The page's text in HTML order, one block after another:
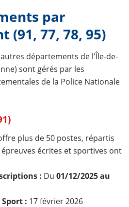
par
(91, 77, 78, 95)
départements de l'Île-de-
sont gérés par les
de la Police Nationale
plus de 50 postes, répartis
écrites et sportives ont
: Du 01/12/2025 au
: 17 février 2026